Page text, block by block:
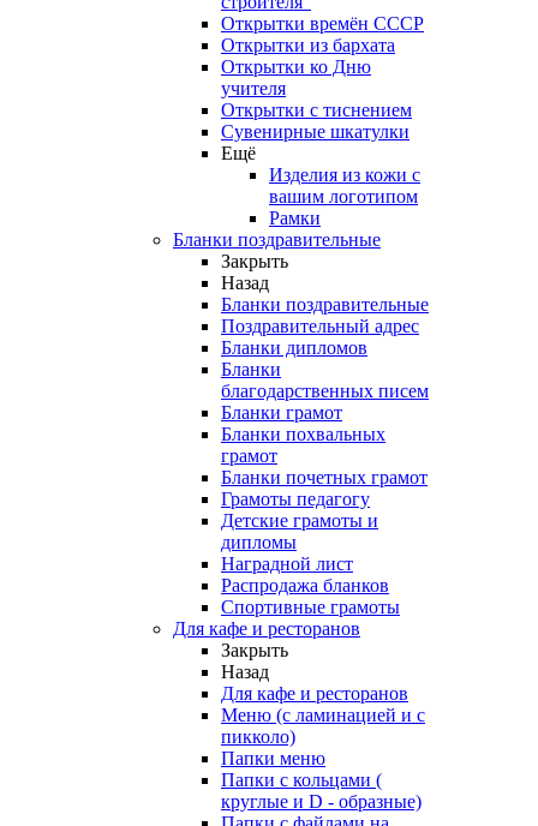
Открытки времён СССР
Открытки из бархата
Открытки ко Дню
учителя
Открытки с тиснением
Сувенирные шкатулки
Ещё
Изделия из кожи с
вашим логотипом
Рамки
Бланки поздравительные
Закрыть
Назад
Бланки поздравительные
Поздравительный адрес
Бланки дипломов
Бланки
благодарственных писем
Бланки грамот
Бланки похвальных
грамот
Бланки почетных грамот
Грамоты педагогу
Детские грамоты и
дипломы
Наградной лист
Распродажа бланков
Спортивные грамоты
Для кафе и ресторанов
Закрыть
Назад
Для кафе и ресторанов
Меню (с ламинацией и с
пикколо)
Папки меню
Папки с кольцами (
круглые и D - образные)